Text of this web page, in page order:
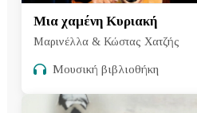
Μια χαμένη Κυριακή
Μαρινέλλα & Κώστας Χατζής
Μουσική βιβλιοθήκη